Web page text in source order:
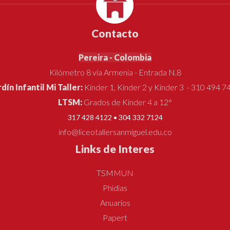
Contacto
Pereira - Colombia
Kilómetro 8 vía Armenia - Entrada N.8
Infantil Mi Taller: Kínder 1, Kínder 2 y Kínder 3 - 310 494
LTSM: Grados de Kínder 4 a 12°
317 428 4122 • 304 332 7124
info@liceotallersanmiguel.edu.co
Links de Interes
TSMMUN
Phidias
Anuarios
Papert